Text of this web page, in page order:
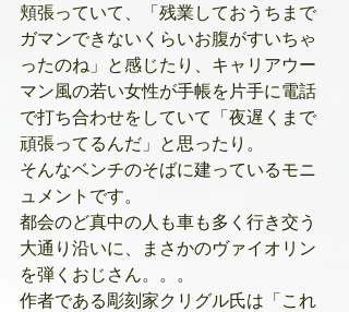
頬張っていて、「残業しておうちまで
ガマンできないくらいお腹がすいちゃ
ったのね」と感じたり、キャリアウー
マン風の若い女性が手帳を片手に電話
で打ち合わせをしていて「夜遅くまで
頑張ってるんだ」と思ったり。
そんなベンチのそばに建っているモニ
ュメントです。
都会のど真中の人も車も多く行き交う
大通り沿いに、まさかのヴァイオリン
を弾くおじさん。。。
作者である彫刻家クリグル氏は「これ